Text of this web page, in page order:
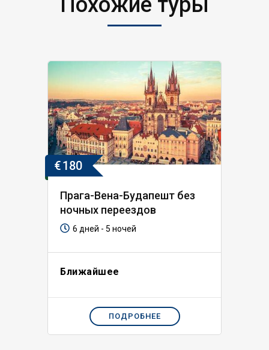
€180
Прага-Вена-Будапешт без
ночных переездов
6 дней - 5 ночей
Ближайшее
ПОДРОБНЕЕ